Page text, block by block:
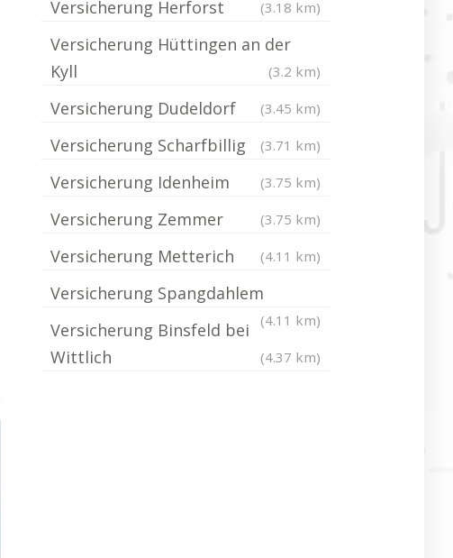
Versicherung Herforst (3.18 km)
Versicherung Hüttingen an der
Kyll
(3.2 km)
Versicherung Dudeldorf (3.45 km)
Versicherung Scharfbillig (3.71 km)
Versicherung Idenheim (3.75 km)
Versicherung Zemmer (3.75 km)
Versicherung Metterich (4.11 km)
Versicherung Spangdahlem
(4.11 km)
Versicherung Binsfeld bei
Wittlich
(4.37 km)